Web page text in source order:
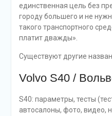
единственная цель без
городу большего и не
такого транспортного
платит дважды».
Существуют другие
Volvo S40 /
S40: параметры, тесты
автосалоны, фото, видео,